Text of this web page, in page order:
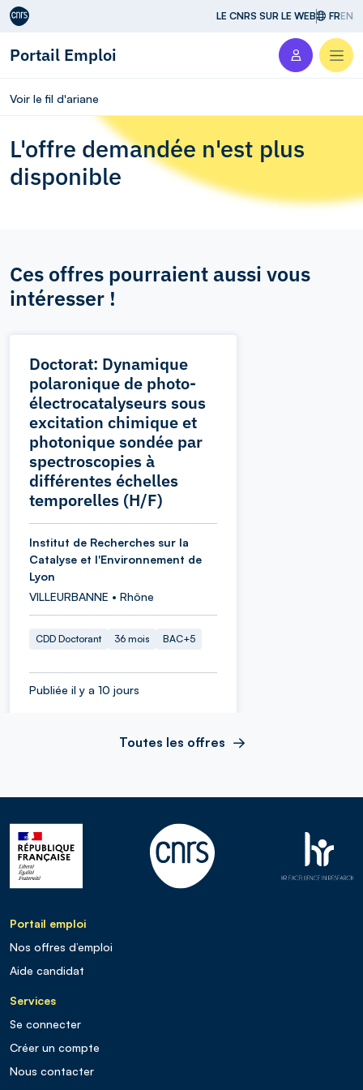
Aller au contenu LE CNRS SUR LE WEB FREN
Portail Emploi
Voir le fil d'ariane
L'offre demandée n'est plus
disponible
Ces offres pourraient aussi vous
intéresser !
Doctorat: Dynamique
polaronique de photo-
électrocatalyseurs sous
excitation chimique et
photonique sondée par
spectroscopies à
différentes échelles
temporelles (H/F)
Institut de Recherches sur la
Catalyse et l'Environnement de
Lyon
VILLEURBANNE • Rhône
CDD Doctorant 36 mois BAC+5
Publiée il y a 10 jours
Toutes les offres
Portail emploi
Nos offres d’emploi
Aide candidat
Services
Se connecter
Créer un compte
Nous contacter